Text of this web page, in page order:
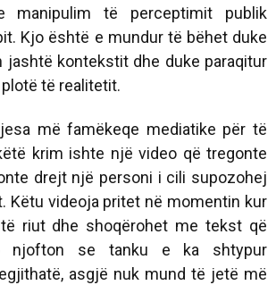
manipulim të perceptimit publik
Kjo është e mundur të bëhet duke
jashtë kontekstit dhe duke paraqitur
të realitetit.
më famëkeqe mediatike për të
krim ishte një video që tregonte
drejt një personi i cili supozohej
Këtu videoja pritet në momentin kur
riut dhe shoqërohet me tekst që
njofton se tanku e ka shtypur
asgjë nuk mund të jetë më